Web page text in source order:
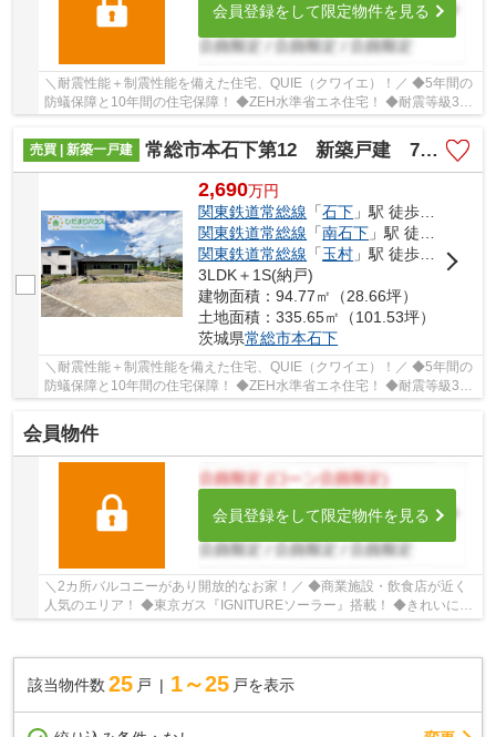
会員登録をして限定物件を見る
＼耐震性能＋制震性能を備えた住宅、QUIE（クワイエ）！／ ◆5年間の
防蟻保障と10年間の住宅保障！ ◆ZEH水準省エネ住宅！ ◆耐震等級3を
クリアした耐震、制震性能が特徴の「クレイドル...
売買 | 新築一戸建
常総市本石下第12 新築戸建 7号棟
2,690万円
関東鉄道常総線 「石下 」駅 徒歩5分
関東鉄道常総線 「南石下 」駅 徒歩27分
関東鉄道常総線 「玉村 」駅 徒歩28分
3LDK＋1S(納戸)
建物面積：94.77㎡（28.66坪）
土地面積：335.65㎡（101.53坪）
茨城県常総市本石下
＼耐震性能＋制震性能を備えた住宅、QUIE（クワイエ）！／ ◆5年間の
防蟻保障と10年間の住宅保障！ ◆ZEH水準省エネ住宅！ ◆耐震等級3を
クリアした耐震、制震性能が特徴の「クレイドル...
会員物件
会員登録をして限定物件を見る
＼2カ所バルコニーがあり開放的なお家！／ ◆商業施設・飲食店が近く
人気のエリア！ ◆東京ガス『IGNITUREソーラー』搭載！ ◆きれいに整
備された新しい分譲地内の整形地！ ■ひだまりハ...
該当物件数 25 戸 1～25 戸を表示